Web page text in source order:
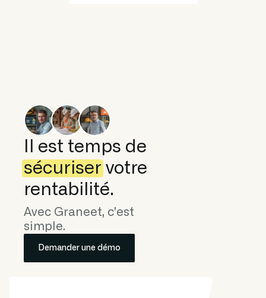
Il est temps de
sécuriser votre
rentabilité.
Avec Graneet, c'est
simple.
Demander une démo